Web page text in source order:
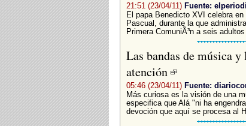
21:51 (23/04/11) Fuente:
El papa Benedicto XVI celebra
Pascual, durante la que
Primera ComuniÃ³n a seis
Las bandas de música
atención
05:46 (23/04/11) Fuente:
Más curiosa es la visión de una
especifica que Alá "ni ha
devoción que aquí se procesa al